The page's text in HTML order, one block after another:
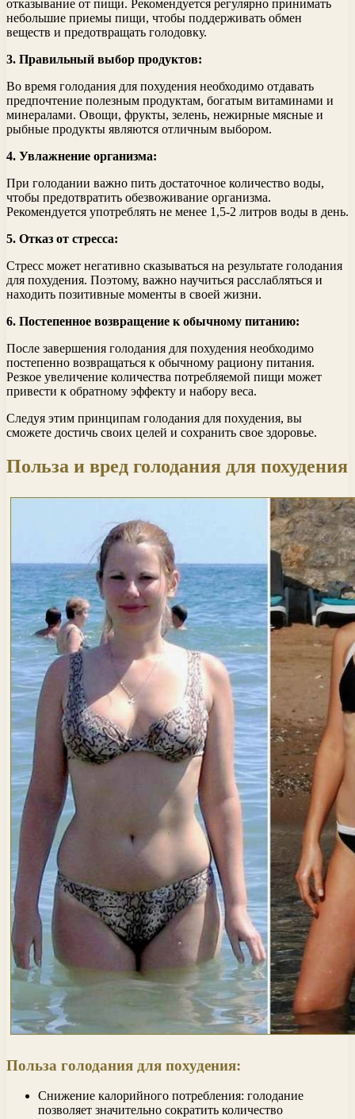
отказывание от пищи. Рекомендуется регулярно принимать
небольшие приемы пищи, чтобы поддерживать обмен
веществ и предотвращать голодовку.
3. Правильный выбор продуктов:
Во время голодания для похудения необходимо отдавать
предпочтение полезным продуктам, богатым витаминами и
минералами. Овощи, фрукты, зелень, нежирные мясные и
рыбные продукты являются отличным выбором.
4. Увлажнение организма:
При голодании важно пить достаточное количество воды,
чтобы предотвратить обезвоживание организма.
Рекомендуется употреблять не менее 1,5-2 литров воды в день.
5. Отказ от стресса:
Стресс может негативно сказываться на результате голодания
для похудения. Поэтому, важно научиться расслабляться и
находить позитивные моменты в своей жизни.
6. Постепенное возвращение к обычному питанию:
После завершения голодания для похудения необходимо
постепенно возвращаться к обычному рациону питания.
Резкое увеличение количества потребляемой пищи может
привести к обратному эффекту и набору веса.
Следуя этим принципам голодания для похудения, вы
сможете достичь своих целей и сохранить свое здоровье.
Польза и вред голодания для похудения
Польза голодания для похудения:
Снижение калорийного потребления: голодание
позволяет значительно сократить количество